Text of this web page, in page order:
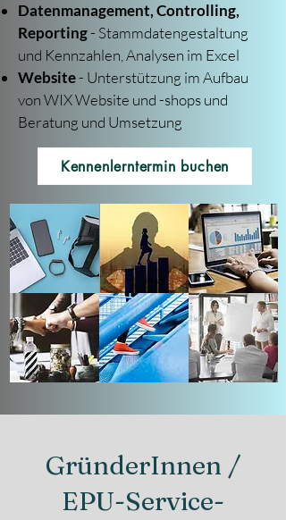
Datenmanagement, Controlling,
Reporting- Stammdatengestaltung
und Kennzahlen, Analysen im Excel
Website- Unterstützung im Aufbau
von WIX Website und -shops und
Beratung und Umsetzung
Kennenlerntermin buchen
GründerInnen /
EPU-Service-